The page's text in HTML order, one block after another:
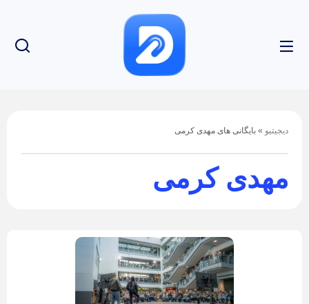
دیجیتیو » بایگانی های مهدی کرمی
مهدی کرمی